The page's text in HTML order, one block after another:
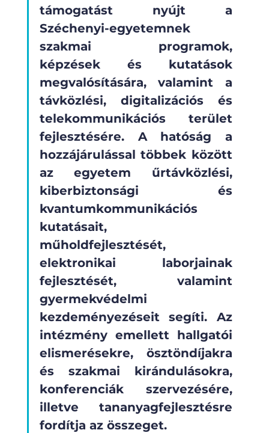
támogatást nyújt a
Széchenyi-egyetemnek
szakmai programok,
képzések és kutatások
megvalósítására, valamint a
távközlési, digitalizációs és
telekommunikációs terület
fejlesztésére. A hatóság a
hozzájárulással többek között
az egyetem űrtávközlési,
kiberbiztonsági és
kvantumkommunikációs
kutatásait,
műholdfejlesztését,
elektronikai laborjainak
fejlesztését, valamint
gyermekvédelmi
kezdeményezéseit segíti. Az
intézmény emellett hallgatói
elismerésekre, ösztöndíjakra
és szakmai kirándulásokra,
konferenciák szervezésére,
illetve tananyagfejlesztésre
fordítja az összeget.